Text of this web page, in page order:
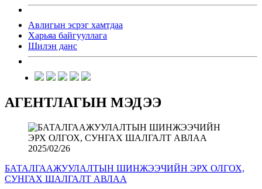
Авлигын эсрэг хамтдаа
Харьяа байгууллага
Шилэн данс
АГЕНТЛАГЫН МЭДЭЭ
2025/02/26
БАТАЛГААЖУУЛАЛТЫН ШИНЖЭЭЧИЙН ЭРХ ОЛГОХ,
СУНГАХ ШАЛГАЛТ АВЛАА